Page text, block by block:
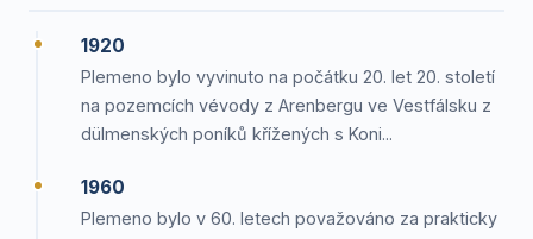
1920
Plemeno bylo vyvinuto na počátku 20. let 20. století
na pozemcích vévody z Arenbergu ve Vestfálsku z
dülmenských poníků křížených s Koni...
1960
Plemeno bylo v 60. letech považováno za prakticky